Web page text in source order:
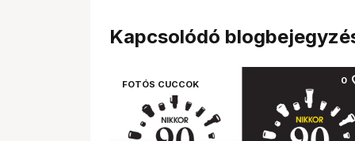
Kapcsolódó
FOTÓS CUCCOK 0